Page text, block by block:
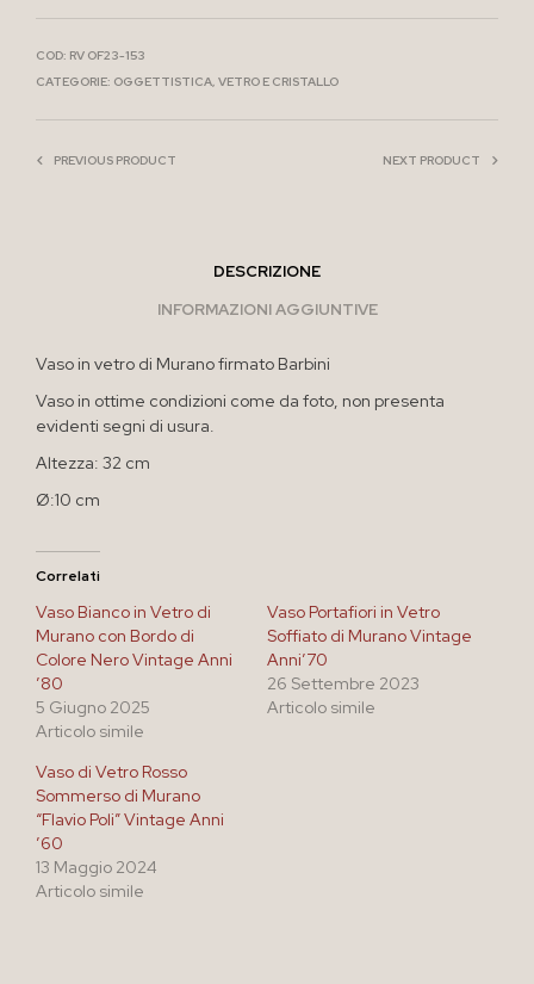
COD: RV OF23-153
CATEGORIE: OGGETTISTICA, VETRO E CRISTALLO
PREVIOUS PRODUCT NEXT PRODUCT
DESCRIZIONE
INFORMAZIONI AGGIUNTIVE
Vaso in vetro di Murano firmato Barbini
Vaso in ottime condizioni come da foto, non presenta
evidenti segni di usura.
Altezza: 32 cm
Ø:10 cm
Correlati
Vaso Bianco in Vetro di
Murano con Bordo di
Colore Nero Vintage Anni
’80
5 Giugno 2025
Articolo simile
Vaso Portafiori in Vetro
Soffiato di Murano Vintage
Anni’70
26 Settembre 2023
Articolo simile
Vaso di Vetro Rosso
Sommerso di Murano
“Flavio Poli” Vintage Anni
’60
13 Maggio 2024
Articolo simile